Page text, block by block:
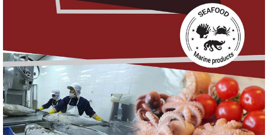
Nguồn cung giảm, giá cá rô phi Trung
Xuất khẩu cá ngừ Việt Nam sang Canada
tăng nhẹ, áp lực mới...